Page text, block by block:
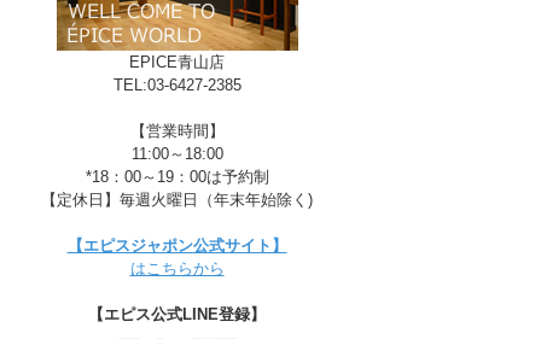
EPICE青山店
TEL:03-6427-2385
【営業時間】
11:00～18:00
*18：00～19：00は予約制
【定休日】毎週火曜日（年末年始除く)
【エピスジャポン公式サイト】
はこちらから
【エピス公式LINE登録】